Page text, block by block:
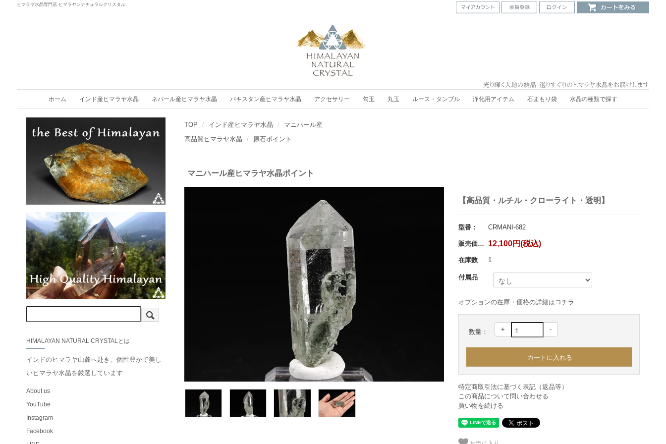
ヒマラヤ水晶専門店 ヒマラヤンナチュラルクリスタル
ホーム インド産ヒマラヤ水晶 ネパール産ヒマラヤ水晶 パキスタン産ヒマラヤ水晶 アクセサリー 勾玉 丸玉 ルース・タンブル 浄化用アイテム 石まもり袋 水晶の種類で探す
TOP インド産ヒマラヤ水晶
マニハール産
高品質ヒマラヤ水晶
原石ポイント
マニハール産ヒマラヤ水晶ポイント
【高品質・ルチル・クローライト・透明】
型番： CRMANI-682
販売価格： 12,100円(税込)
在庫数 1
付属品
オプションの在庫・価格の詳細はコチラ
数量： + -
特定商取引法に基づく表記（返品等）
この商品について問い合わせる
買い物を続ける
HIMALAYAN NATURAL CRYSTALとは
インドのヒマラヤ山麓へ赴き、個性豊かで美し
いヒマラヤ水晶を厳選しています
About us
YouTube
Instagram
Facebook